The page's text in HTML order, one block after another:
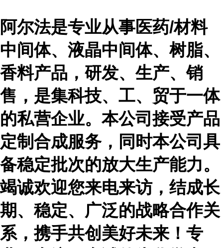
阿尔法是专业从事医药/材料
中间体、液晶中间体、树脂、
香料产品，研发、生产、销
售，是集科技、工、贸于一体
的私营企业。本公司接受产品
定制合成服务，同时本公司具
备稳定批次的放大生产能力。
竭诚欢迎您来电来访，结成长
期、稳定、广泛的战略合作关
系，携手共创美好未来！专